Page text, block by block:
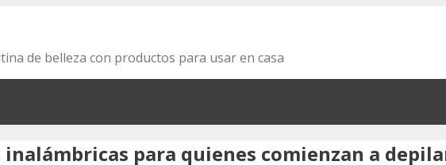
de belleza con productos para usar en casa
para quienes comienzan a